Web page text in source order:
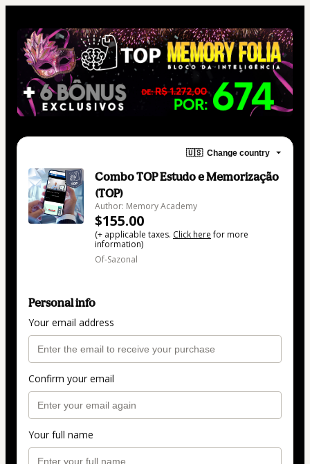
🇺🇸 Change country
Combo TOP Estudo e Memorização
(TOP)
Author: Memory Academy
$155.00
(+ applicable taxes. Click herefor more
information)
Of-Sazonal
Personal info
Your email address
Confirm your email
Your full name